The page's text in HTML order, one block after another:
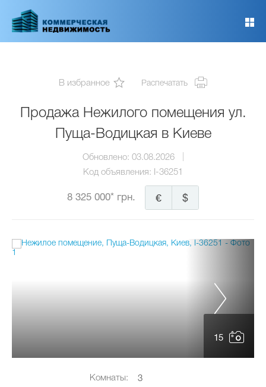
основному
В избранное Распечатать
Продажа Нежилого помещения ул.
Пуща-Водицкая в Киеве
Обновлено: 03.08.2026
Код объявления:
I-36251
8 325 000* грн. $
€
15
Комнаты:
3